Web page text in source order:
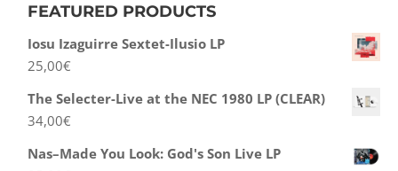
FEATURED PRODUCTS
Iosu Izaguirre Sextet-Ilusio LP
25,00€
The Selecter-Live at the NEC 1980 LP (CLEAR)
34,00€
Nas–Made You Look: God's Son Live LP